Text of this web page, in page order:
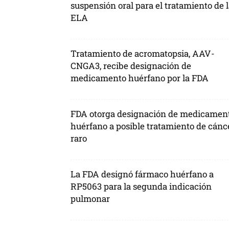
suspensión oral para el tratamiento de
ELA
Tratamiento de acromatopsia, AAV-
CNGA3, recibe designación de
medicamento huérfano por la FDA
FDA otorga designación de
huérfano a posible tratamiento de
raro
La FDA designó fármaco huérfano a
RP5063 para la segunda indicación
pulmonar